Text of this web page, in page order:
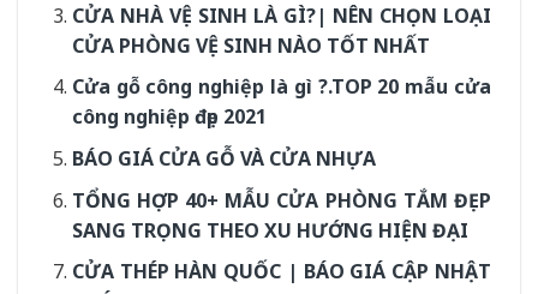
CỬA NHÀ VỆ SINH LÀ GÌ?| NÊN CHỌN LOẠI
CỬA PHÒNG VỆ SINH NÀO TỐT NHẤT
Cửa gỗ công nghiệp là gì ?.TOP 20 mẫu cửa
công nghiệp đẹp 2021
BÁO GIÁ CỬA GỖ VÀ CỬA NHỰA
TỔNG HỢP 40+ MẪU CỬA PHÒNG TẮM ĐẸP
SANG TRỌNG THEO XU HƯỚNG HIỆN ĐẠI
CỬA THÉP HÀN QUỐC | BÁO GIÁ CẬP NHẬT